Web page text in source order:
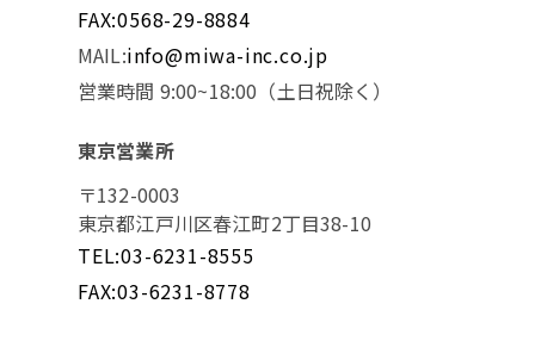
FAX:0568-29-8884
MAIL:info@miwa-inc.co.jp
営業時間 9:00~18:00（土日祝除く）
東京営業所
〒132-0003
東京都江戸川区春江町2丁目38-10
TEL:03-6231-8555
FAX:03-6231-8778